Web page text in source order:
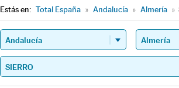
Estás en: Total España » Andalucía » Almería »